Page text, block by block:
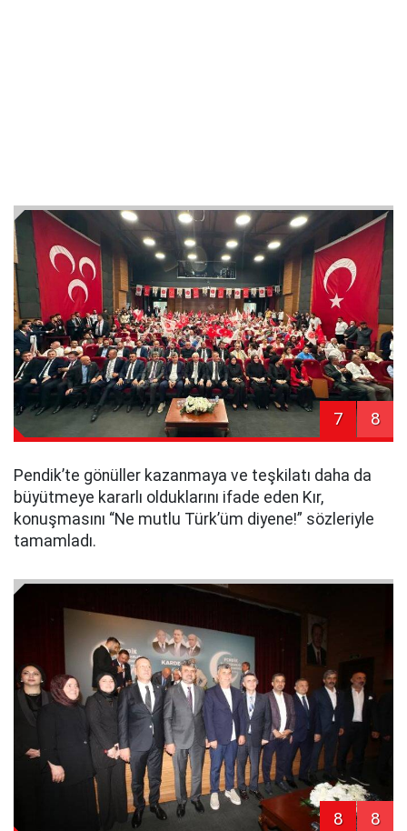
7 8
Pendik’te gönüller kazanmaya ve teşkilatı daha da
büyütmeye kararlı olduklarını ifade eden Kır,
konuşmasını “Ne mutlu Türk’üm diyene!” sözleriyle
tamamladı.
8 8